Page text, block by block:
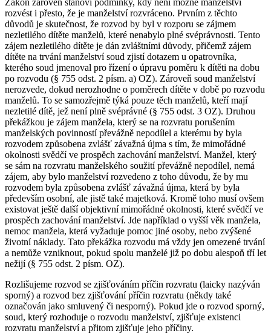
rozvést i přesto, že je manželství rozvráceno. Prvním z těchto
důvodů je skutečnost, že rozvod by byl v rozporu se zájmem
nezletilého dítěte manželů, které nenabylo plné svéprávnosti. Tento
zájem nezletilého dítěte je dán zvláštními důvody, přičemž zájem
dítěte na trvání manželství soud zjistí dotazem u opatrovníka,
kterého soud jmenoval pro řízení o úpravu poměru k dítěti na dobu
po rozvodu (§ 755 odst. 2 písm. a) OZ). Zároveň soud manželství
nerozvede, dokud nerozhodne o poměrech dítěte v době po rozvodu
manželů. To se samozřejmě týká pouze těch manželů, kteří mají
nezletilé dítě, jež není plně svéprávné (§ 755 odst. 3 OZ). Druhou
překážkou je zájem manžela, který se na rozvratu porušením
manželských povinností převážně nepodílel a kterému by byla
rozvodem způsobena zvlášť závažná újma s tím, že mimořádné
okolnosti svědčí ve prospěch zachování manželství. Manžel, který
se sám na rozvratu manželského soužití převážně nepodílel, nemá
zájem, aby bylo manželství rozvedeno z toho důvodu, že by mu
rozvodem byla způsobena zvlášť závažná újma, která by byla
především osobní, ale jistě také majetková. Kromě toho musí ovšem
existovat ještě další objektivní mimořádné okolnosti, které svědčí ve
prospěch zachování manželství. Jde například o vyšší věk manžela,
nemoc manžela, která vyžaduje pomoc jiné osoby, nebo zvýšené
životní náklady. Tato překážka rozvodu má vždy jen omezené trvání
a nemůže vzniknout, pokud spolu manželé již po dobu alespoň tří let
nežijí (§ 755 odst. 2 písm. OZ).
Rozlišujeme rozvod se zjišťováním příčin rozvratu (laicky nazýván
sporný) a rozvod bez zjišťování příčin rozvratu (někdy také
označován jako smluvený či nesporný). Pokud jde o rozvod sporný,
soud, který rozhoduje o rozvodu manželství, zjišťuje existenci
rozvratu manželství a přitom zjišťuje jeho příčiny.